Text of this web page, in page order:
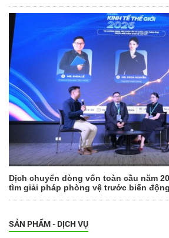
Dịch chuyển dòng vốn toàn cầu năm
tìm giải pháp phòng vệ trước biến
SẢN PHẨM - DỊCH VỤ